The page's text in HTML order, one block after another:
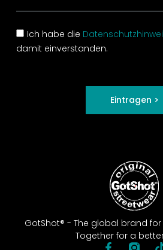
GotShot® - The global brand
Together for a
Ich habe die
damit einverstanden.
Eintragen >